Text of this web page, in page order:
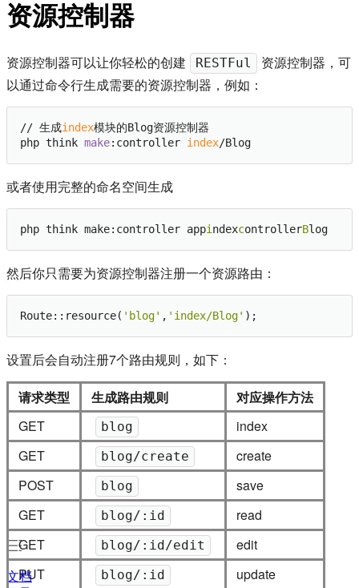
资源控制器
资源控制器可以让你轻松的创建 RESTFul
资源控制器，可
以通过命令行生成需要的资源控制器，例如：
// 生成index模块的Blog资源控制器
php think make:controller index
或者使用完整的命名空间生成
php think make:controller appi ndexcontrollerB
然后你只需要为资源控制器注册一个资源路由：
Route::resource( 'blog' , 'index/Blog'
设置后会自动注册7个路由规则，如下：
请求类型 生成路由规则
对应操作方法
GET
blog
index
GET
blog/create
create
POST
blog
save
GET
blog/:id
read
GET
blog/:id/edit
edit
PUT
blog/:id update
文档